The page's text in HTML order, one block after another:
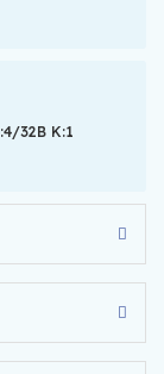
32B K:1